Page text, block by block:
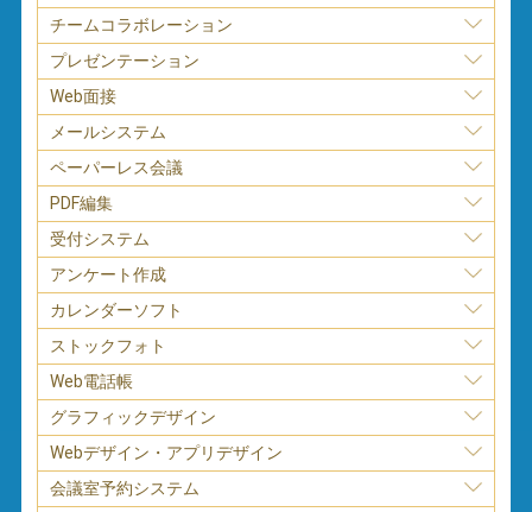
チームコラボレーション
プレゼンテーション
Web面接
メールシステム
ペーパーレス会議
PDF編集
受付システム
アンケート作成
カレンダーソフト
ストックフォト
Web電話帳
グラフィックデザイン
Webデザイン・アプリデザイン
会議室予約システム